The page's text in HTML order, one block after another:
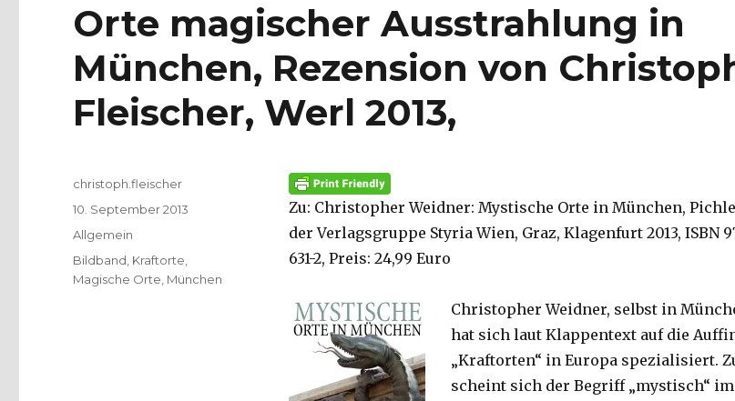
Orte magischer Ausstrahlung in
München, Rezension von
Fleischer, Werl 2013,
Zu: Christopher Weidner: Mystische Orte in München,
der Verlagsgruppe Styria Wien, Graz, Klagenfurt 2013, ISBN
631-2, Preis: 24,99 Euro
Christopher Weidner, selbst in
hat sich laut Klappentext auf die
„Kraftorten“ in Europa spezialisiert.
scheint sich der Begriff „mystisch“
Autor
christoph.fleischer
Veröffentlicht
am
10. September 2013
Kategorien
Allgemein
Schlagwörter
Bildband Kraftorte
Magische Orte München